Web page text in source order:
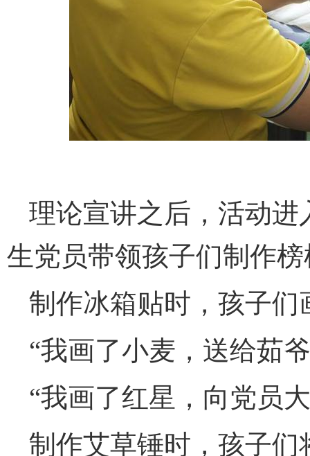
理论宣讲之后，活动进
生党员带领孩子们制作
制作冰箱贴时，孩子
“我画了小麦，送给茹
“我画了红星，向党员
制作艾草锤时，孩子